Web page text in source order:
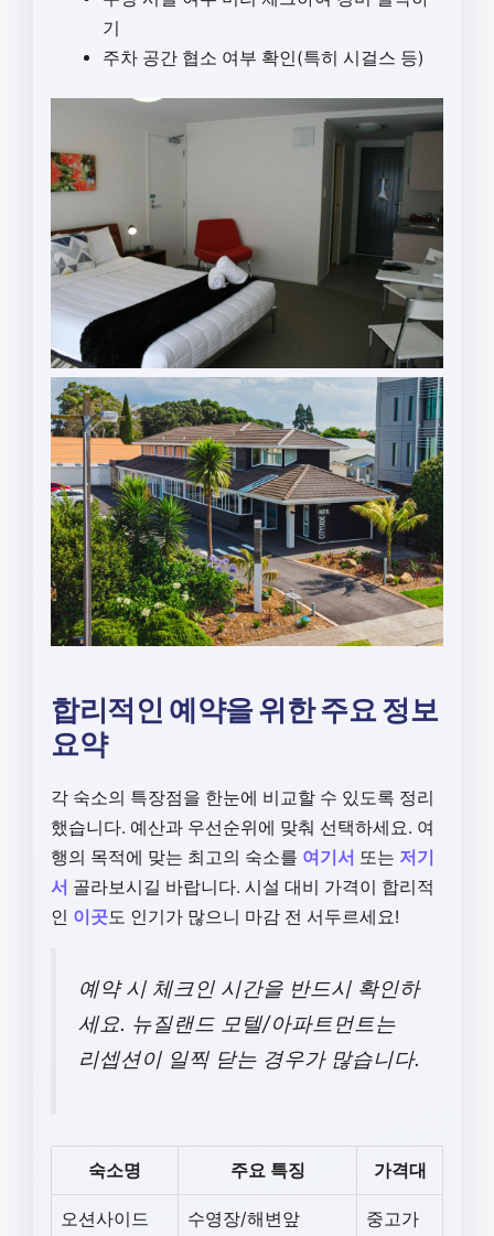
기
주차 공간 협소 여부 확인(특히 시걸스 등)
합리적인 예약을 위한 주요 정보
요약
각 숙소의 특장점을 한눈에 비교할 수 있도록 정리
했습니다. 예산과 우선순위에 맞춰 선택하세요. 여
행의 목적에 맞는 최고의 숙소를 여기서 또는 저기
서 골라보시길 바랍니다. 시설 대비 가격이 합리적
인 이곳도 인기가 많으니 마감 전 서두르세요!
예약 시 체크인 시간을 반드시 확인하
세요. 뉴질랜드 모텔/아파트먼트는
리셉션이 일찍 닫는 경우가 많습니다.
숙소명 주요 특징 가격대
오션사이드 수영장/해변앞 중고가